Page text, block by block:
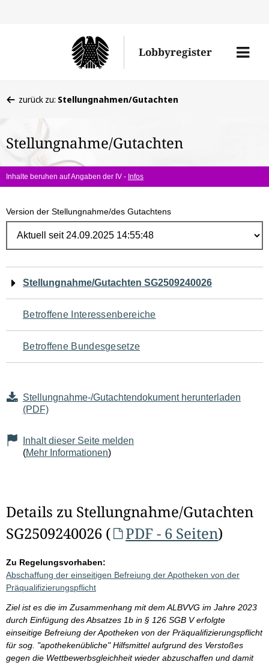
Lobbyregister
Menü
befinden
hier:
zurück zu: Stellungnahmen/Gutachten
Stellungnahme/Gutachten
Inhalte beruhen auf Angaben der IV - Infos
Version der Stellungnahme/des Gutachtens
Navigation
für
den
Seiteninhalt
Stellungnahme/Gutachten SG2509240026
Betroffene Interessenbereiche
Betroffene Bundesgesetze
Stellungnahme-/Gutachtendokument herunterladen
(PDF)
Inhalt dieser Seite melden
(Mehr Informationen)
Details zu Stellungnahme/Gutachten
SG2509240026 (
PDF - 6 Seiten)
Zu Regelungsvorhaben:
Abschaffung der einseitigen Befreiung der Apotheken von der
Präqualifizierungspflicht
Ziel ist es die im Zusammenhang mit dem ALBVVG im Jahre 2023
durch Einfügung des Absatzes 1b in § 126 SGB V erfolgte
einseitige Befreiung der Apotheken von der Präqualifizierungspflicht
für sog. "apothekenübliche" Hilfsmittel aufgrund des Verstoßes
gegen die Wettbewerbsgleichheit wieder abzuschaffen und damit